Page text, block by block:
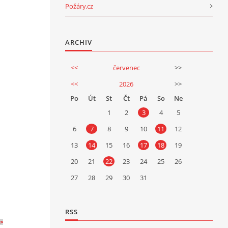
Požáry.cz
ARCHIV
<< červenec
>>
<<
2026
>>
Po
Út St Čt Pá So
Ne
1
2 3 4
5
6
7 8 9 10 11
12
13
14 15 16 17 18
19
20
21 22 23 24 25
26
27
28 29 30 31
RSS